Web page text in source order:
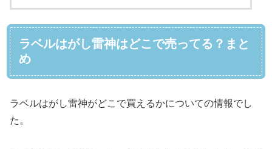
ラベルはがし雷神はどこで売ってる？まと
め
ラベルはがし雷神がどこで買えるかについての情報でし
た。